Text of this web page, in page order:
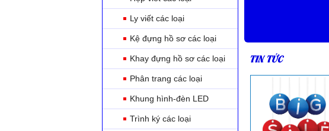
Ly viết các loại
Kệ đựng hồ sơ các loại
Khay đựng hồ sơ các loại
Phân trang các loại
Khung hình-đèn LED
Trình ký các loại
TIN TỨC